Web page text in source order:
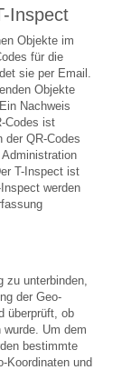
Inspect
Objekte im
für die
sie per Email.
Objekte
Nachweis
Codes ist
der QR-Codes
T-Inspect ist
werden
zu unterbinden,
der Geo-
überprüft, ob
Um dem
bestimmte
Koordinaten und